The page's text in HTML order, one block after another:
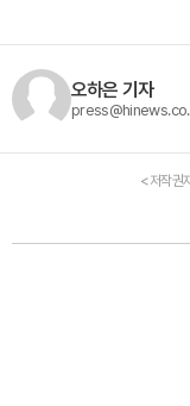
오하은 기자
<저작권